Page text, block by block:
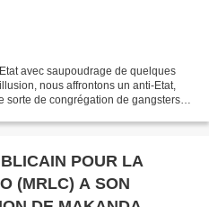
avec saupoudrage de quelques
nous affrontons un anti-Etat,
sorte de congrégation de gangsters
POUR LA
(MRLC) A SON